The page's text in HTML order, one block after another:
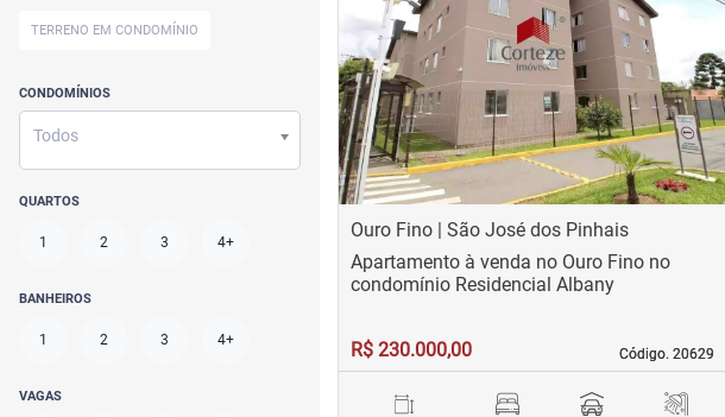
TERRENO EM CONDOMÍNIO
CONDOMÍNIOS
Todos
QUARTOS
1 2 3 4+
BANHEIROS
1 2 3 4+
VAGAS
‹Previous ›
Next
Ouro Fino | São José dos Pinhais
Código. 20629
Código. 20629
Apartamento à venda no Ouro Fino no
condomínio Residencial Albany
R$ 230.000,00